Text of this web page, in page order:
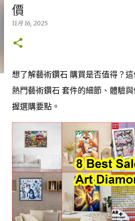
價
11月 16, 2025
想了解藝術鑽石 購買是否值得？
熱門藝術鑽石 套件的細節、體驗
握選購要點。